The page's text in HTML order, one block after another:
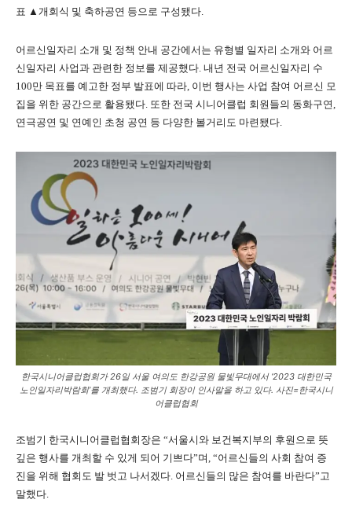
표 ▲개회식 및 축하공연 등으로 구성됐다.
어르신일자리 소개 및 정책 안내 공간에서는 유형별 일자리 소개와 어르
신일자리 사업과 관련한 정보를 제공했다. 내년 전국 어르신일자리 수
100만 목표를 예고한 정부 발표에 따라, 이번 행사는 사업 참여 어르신 모
집을 위한 공간으로 활용됐다. 또한 전국 시니어클럽 회원들의 동화구연,
연극공연 및 연예인 초청 공연 등 다양한 볼거리도 마련됐다.
한국시니어클럽협회가 26일 서울 여의도 한강공원 물빛무대에서 ‘2023 대한민국
노인일자리박람회’를 개최했다. 조범기 회장이 인사말을 하고 있다. 사진=한국시니
어클럽협회
조범기 한국시니어클럽협회장은 “서울시와 보건복지부의 후원으로 뜻
깊은 행사를 개최할 수 있게 되어 기쁘다”며, “어르신들의 사회 참여 증
진을 위해 협회도 발 벗고 나서겠다. 어르신들의 많은 참여를 바란다”고
말했다.